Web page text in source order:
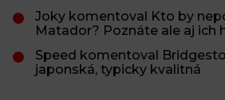
Joky komentoval Kto by
Matador? Poznáte ale aj ich
Speed komentoval
japonská, typicky kvalitná